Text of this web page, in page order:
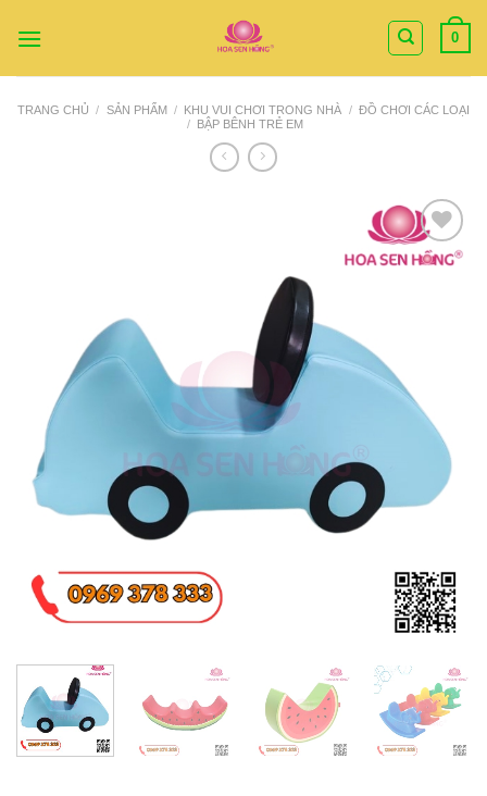
qua
0
TRANG CHỦ / SẢN PHẨM / KHU VUI CHƠI TRONG NHÀ / ĐỒ CHƠI CÁC LOẠI
/ BẬP BÊNH TRẺ EM
Add to